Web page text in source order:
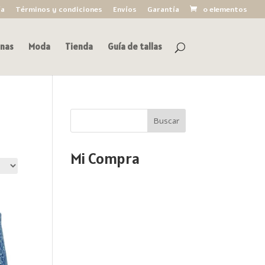
Términos y condiciones Envíos Garantía 0 elementos
Moda Tienda Guía de tallas
Buscar
Mi Compra